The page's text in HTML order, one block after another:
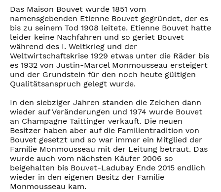
Das Maison Bouvet wurde 1851 vom
namensgebenden Etienne Bouvet gegründet, der es
bis zu seinem Tod 1908 leitete. Etienne Bouvet hatte
leider keine Nachfahren und so geriet Bouvet
während des I. Weltkrieg und der
Weltwirtschaftskrise 1929 etwas unter die Räder bis
es 1932 von Justin-Marcel Monmousseau ersteigert
und der Grundstein für den noch heute gültigen
Qualitätsanspruch gelegt wurde.
In den siebziger Jahren standen die Zeichen dann
wieder auf Veränderungen und 1974 wurde Bouvet
an Champagne Taittinger verkauft. Die neuen
Besitzer haben aber auf die Familientradition von
Bouvet gesetzt und so war immer ein Mitglied der
Familie Monmousseau mit der Leitung betraut. Das
wurde auch vom nächsten Käufer 2006 so
beigehalten bis Bouvet-Ladubay Ende 2015 endlich
wieder in den eigenen Besitz der Familie
Monmousseau kam.